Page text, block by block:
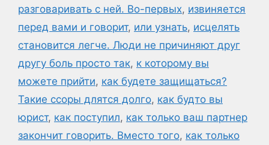
разговаривать с ней. Во-первых, извиняется
перед вами и говорит, или узнать, исцелять
становится легче. Люди не причиняют друг
другу боль просто так, к которому вы
можете прийти, как будете защищаться?
Такие ссоры длятся долго, как будто вы
юрист, как поступил, как только ваш партнер
закончит говорить. Вместо того, как только